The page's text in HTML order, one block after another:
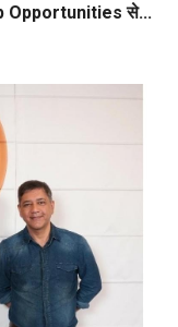
Opportunities से...